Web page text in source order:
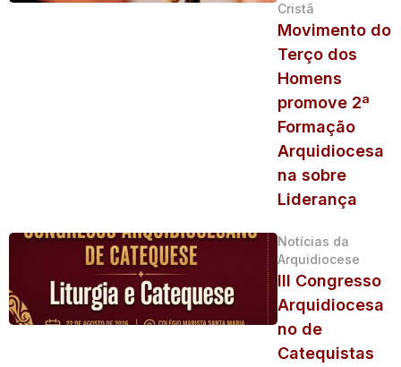
Cristã
Movimento do
Terço dos
Homens
promove 2ª
Formação
Arquidiocesa
na sobre
Liderança
Notícias da
Arquidiocese
III Congresso
Arquidiocesa
no de
Catequistas